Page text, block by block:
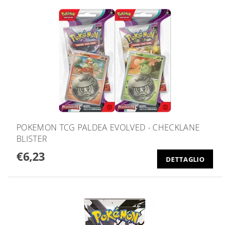
POKEMON TCG PALDEA EVOLVED - CHECKLANE
BLISTER
€6,23 DETTAGLIO